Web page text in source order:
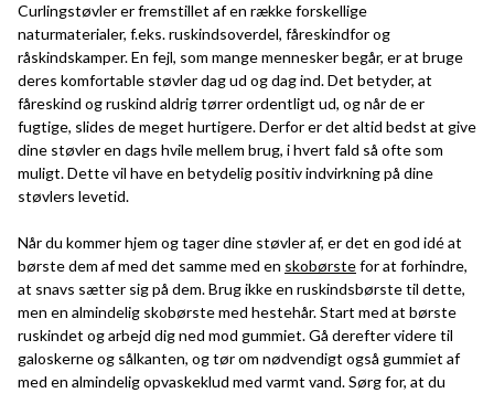
Curlingstøvler er fremstillet af en række forskellige
naturmaterialer, f.eks. ruskindsoverdel, fåreskindfor og
råskindskamper. En fejl, som mange mennesker begår, er at bruge
deres komfortable støvler dag ud og dag ind. Det betyder, at
fåreskind og ruskind aldrig tørrer ordentligt ud, og når de er
fugtige, slides de meget hurtigere. Derfor er det altid bedst at give
dine støvler en dags hvile mellem brug, i hvert fald så ofte som
muligt. Dette vil have en betydelig positiv indvirkning på dine
støvlers levetid.
Når du kommer hjem og tager dine støvler af, er det en god idé at
børste dem af med det samme med en skobørstefor at forhindre,
at snavs sætter sig på dem. Brug ikke en ruskindsbørste til dette,
men en almindelig skobørste med hestehår. Start med at børste
ruskindet og arbejd dig ned mod gummiet. Gå derefter videre til
galoskerne og sålkanten, og tør om nødvendigt også gummiet af
med en almindelig opvaskeklud med varmt vand. Sørg for, at du